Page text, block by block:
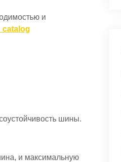
и
шины.
и максимальную